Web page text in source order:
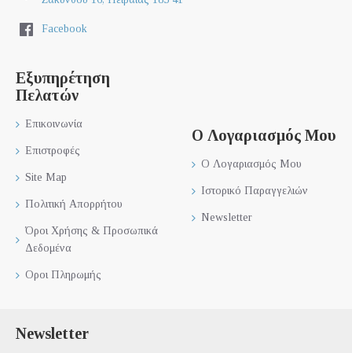
Facebook
Εξυπηρέτηση
Πελατών
Επικοινωνία
Επιστροφές
Site Map
Πολιτική Απορρήτου
Όροι Χρήσης & Προσωπικά
Δεδομένα
Οροι Πληρωμής
Ο Λογαριασμός Μου
Ο Λογαριασμός Μου
Ιστορικό Παραγγελιών
Newsletter
Newsletter